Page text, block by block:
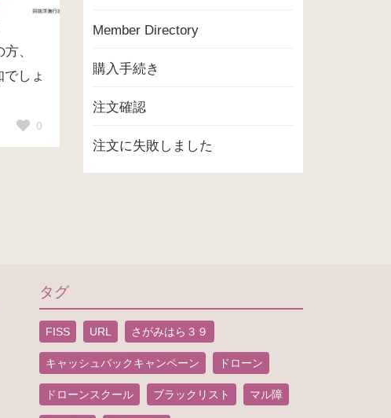
、
しょ
0
Member Directory
購入手続き
注文確認
注文に失敗しました
タグ
FISS URL さがみはら３９
キャッシュバックキャンペーン ドローン
ドローンスクール ブラックリスト マル障